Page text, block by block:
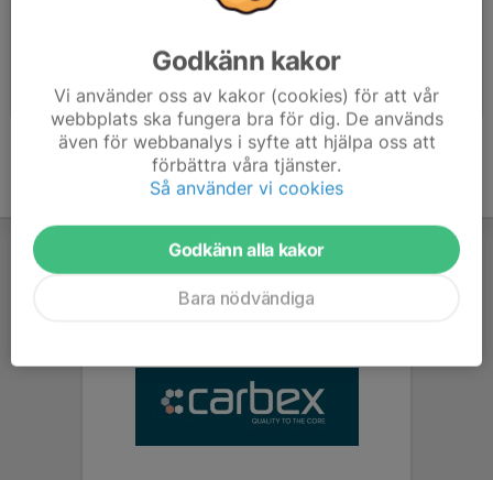
2024-09-07 | 1 st
2022
2022-12-28 | 1 st
Godkänn kakor
Vi använder oss av kakor (cookies) för att vår
webbplats ska fungera bra för dig. De används
även för webbanalys i syfte att hjälpa oss att
förbättra våra tjänster.
Så använder vi cookies
Godkänn alla kakor
Bara nödvändiga